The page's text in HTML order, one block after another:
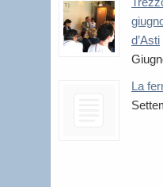
d’Asti
La